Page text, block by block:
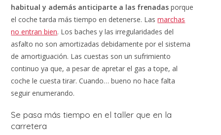
habitual y además anticiparte a las frenadas porque
el coche tarda más tiempo en detenerse. Lasmarchas
no entran bien. Los baches y las irregularidades del
asfalto no son amortizadas debidamente por el sistema
de amortiguación. Las cuestas son un sufrimiento
continuo ya que, a pesar de apretar el gas a tope, al
coche le cuesta tirar. Cuando… bueno no hace falta
seguir enumerando.
Se pasa más tiempo en el taller que en la
carretera